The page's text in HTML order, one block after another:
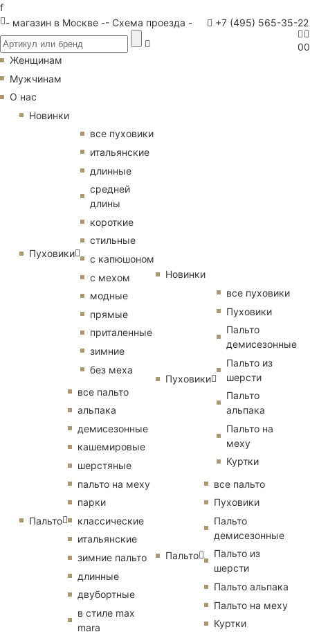
f
- магазин в Москве -- Схема проезда - +7 (495) 565-35-22
00
Женщинам
Мужчинам
О нас
Новинки
Пуховики
все пуховики
итальянские
длинные
средней
длины
короткие
стильные
с капюшоном
с мехом
модные
прямые
приталенные
зимние
без меха
Пальто
все пальто
альпака
демисезонные
кашемировые
шерстяные
пальто на меху
парки
классические
итальянские
зимние пальто
длинные
двубортные
в стиле max
mara
Новинки
Пуховики
все пуховики
Пуховики
Пальто
демисезонные
Пальто из
шерсти
Пальто
альпака
Пальто на
меху
Куртки
Пальто
все пальто
Пуховики
Пальто
демисезонные
Пальто из
шерсти
Пальто альпака
Пальто на меху
Куртки